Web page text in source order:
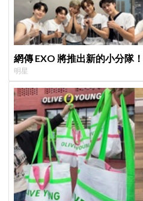
網傳 EXO 將推出新的小分隊
明星